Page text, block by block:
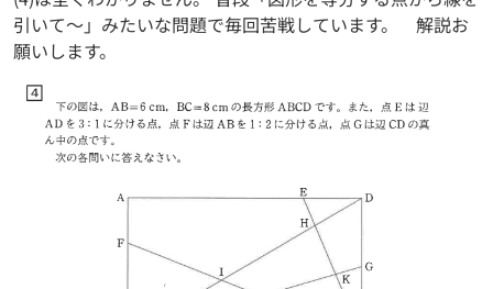
引いて〜」みたいな問題で毎回苦戦しています。 解説お
願いします。